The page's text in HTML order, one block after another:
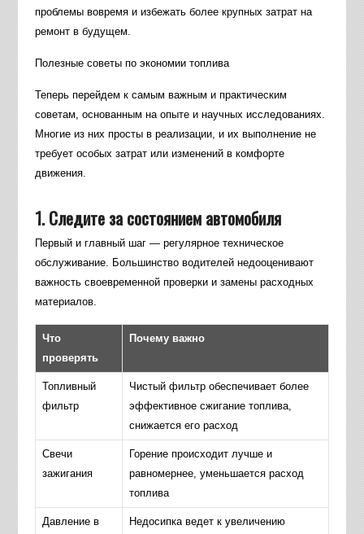
проблемы вовремя и избежать более крупных затрат на
ремонт в будущем.
Полезные советы по экономии топлива
Теперь перейдем к самым важным и практическим
советам, основанным на опыте и научных исследованиях.
Многие из них просты в реализации, и их выполнение не
требует особых затрат или изменений в комфорте
движения.
1. Следите за состоянием автомобиля
Первый и главный шаг — регулярное техническое
обслуживание. Большинство водителей недооценивают
важность своевременной проверки и замены расходных
материалов.
Что
проверять
Почему важно
Топливный
фильтр
Чистый фильтр обеспечивает более
эффективное сжигание топлива,
снижается его расход
Свечи
зажигания
Горение происходит лучше и
равномернее, уменьшается расход
топлива
Давление в
Недосипка ведет к увеличению